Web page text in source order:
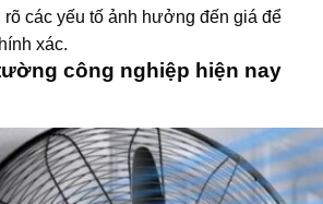
các yếu tố ảnh hưởng đến giá để
xác.
công nghiệp hiện nay